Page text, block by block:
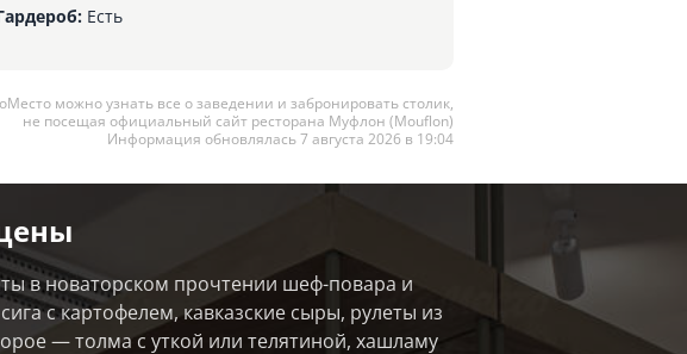
Есть
можно узнать все о заведении и забронировать столик,
не посещая официальный сайт ресторана Муфлон (Mouflon)
Информация обновлялась 7 августа 2026 в 19:04
в новаторском прочтении шеф-повара и
с картофелем, кавказские сыры, рулеты из
— толма с уткой или телятиной, хашламу